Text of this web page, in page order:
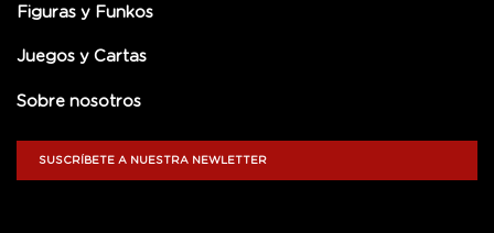
Figuras y Funkos
Juegos y Cartas
Sobre nosotros
SUSCRÍBETE A NUESTRA NEWLETTER